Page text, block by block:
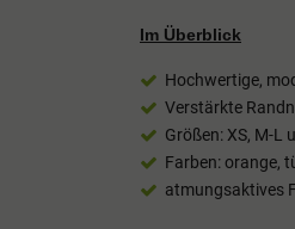
Im Überblick
Hochwertige,
Verstärkte
Größen: XS, M-L
Farben: orange, t
atmungsaktives